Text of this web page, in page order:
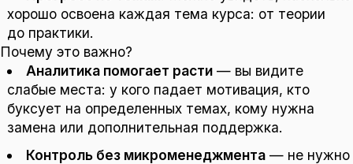
хорошо освоена каждая тема курса: от теории
до практики.
Почему это важно?
Аналитика помогает расти— вы видите
слабые места: у кого падает мотивация, кто
буксует на определенных темах, кому нужна
замена или дополнительная поддержка.
Контроль без микроменеджмента— не нужно